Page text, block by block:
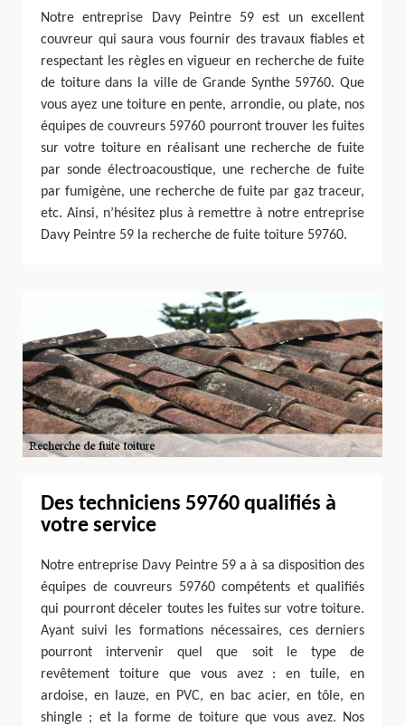
Notre entreprise Davy Peintre 59 est un excellent
couvreur qui saura vous fournir des travaux fiables et
respectant les règles en vigueur en recherche de fuite
de toiture dans la ville de Grande Synthe 59760. Que
vous ayez une toiture en pente, arrondie, ou plate, nos
équipes de couvreurs 59760 pourront trouver les fuites
sur votre toiture en réalisant une recherche de fuite
par sonde électroacoustique, une recherche de fuite
par fumigène, une recherche de fuite par gaz traceur,
etc. Ainsi, n’hésitez plus à remettre à notre entreprise
Davy Peintre 59 la recherche de fuite toiture 59760.
Des techniciens 59760 qualifiés à
votre service
Notre entreprise Davy Peintre 59 a à sa disposition des
équipes de couvreurs 59760 compétents et qualifiés
qui pourront déceler toutes les fuites sur votre toiture.
Ayant suivi les formations nécessaires, ces derniers
pourront intervenir quel que soit le type de
revêtement toiture que vous avez : en tuile, en
ardoise, en lauze, en PVC, en bac acier, en tôle, en
shingle ; et la forme de toiture que vous avez. Nos